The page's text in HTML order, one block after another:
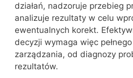
działań, nadzoruje przebieg
analizuje rezultaty w celu
ewentualnych korekt.
decyzji wymaga więc
zarządzania, od diagnozy
rezultatów.